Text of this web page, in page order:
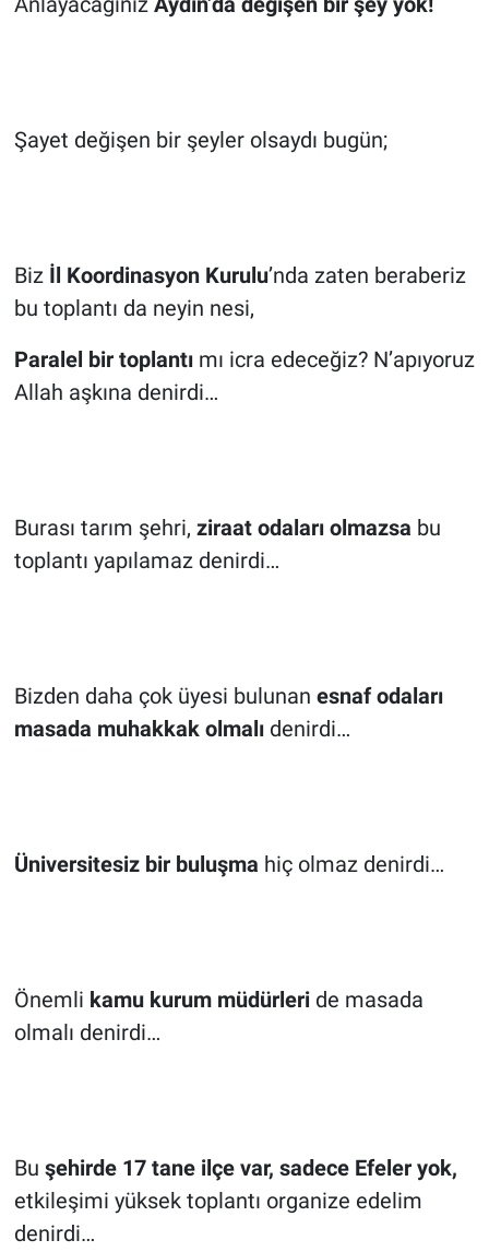
Şayet değişen bir şeyler olsaydı bugün;
Biz İl Koordinasyon Kurulu’nda zaten beraberiz
bu toplantı da neyin nesi,
Paralel bir toplantımı icra edeceğiz? N’apıyoruz
Allah aşkına denirdi…
Burası tarım şehri, ziraat odaları olmazsa bu
toplantı yapılamaz denirdi…
Bizden daha çok üyesi bulunan esnaf odaları
masada muhakkak olmalıdenirdi…
Üniversitesiz bir buluşma hiç olmaz denirdi…
Önemli kamu kurum müdürleride masada
olmalı denirdi…
Bu şehirde 17 tane ilçe var, sadece Efeler yok,
etkileşimi yüksek toplantı organize edelim
denirdi…